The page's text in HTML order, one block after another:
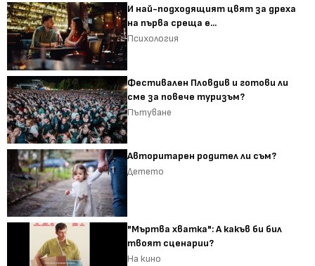
И най-подходящият цвят за дреха
на първа среща е...
Психология
Фестивален Пловдив и готови ли
сме за повече туризъм?
Пътуване
Авторитарен родител ли съм?
Детето
"Мъртва хватка": А какъв би бил
твоят сценарии?
На кино